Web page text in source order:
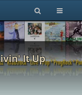
It Up